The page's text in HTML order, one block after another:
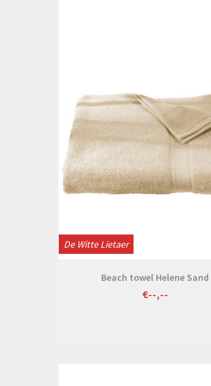
De Witte Lietaer
Beach towel Helene Sand
€--,--